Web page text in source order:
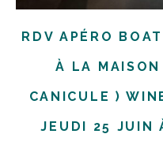
RDV APÉRO
À LA MAISON
CANICULE )
JEUDI 25 JUIN